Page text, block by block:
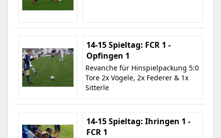
14-15 Spieltag: FCR 1 -
Opfingen 1
Revanche für Hinspielpackung 5:0
Tore 2x Vögele, 2x Federer & 1x
Sitterle
14-15 Spieltag: Ihringen 1 -
FCR 1